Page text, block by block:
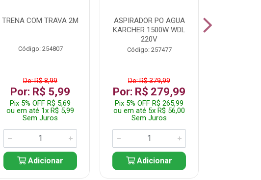
TRENA COM TRAVA 2M
Código: 254807
De: R$ 8,99
Por: R$ 5,99
Pix 5% OFF R$ 5,69
ou em até 1x R$ 5,99
Sem Juros
Adicionar
ASPIRADOR PO AGUA
KARCHER 1500W WDL
220V
Código: 257477
De: R$ 379,99
Por: R$ 279,99
Pix 5% OFF R$ 265,99
ou em até 5x R$ 56,00
Sem Juros
Adicionar